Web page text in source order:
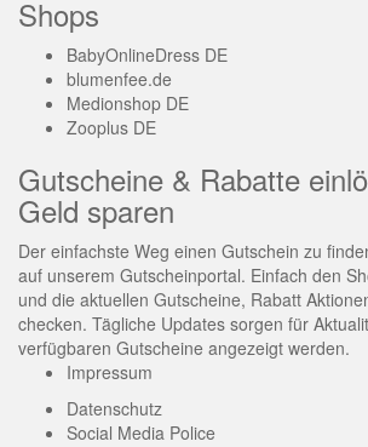
Shops
BabyOnlineDress DE
blumenfee.de
Medionshop DE
Zooplus DE
Gutscheine & Rabatte
Geld sparen
Der einfachste Weg einen Gutschein zu
auf unserem Gutscheinportal. Einfach den
und die aktuellen Gutscheine, Rabatt
checken. Tägliche Updates sorgen für
verfügbaren Gutscheine angezeigt werden.
Impressum
Datenschutz
Social Media Police